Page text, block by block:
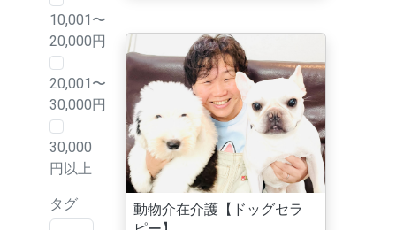
10,001〜
20,000円
20,001〜
30,000円
30,000
円以上
タグ
動物介在介護【ドッグセラ